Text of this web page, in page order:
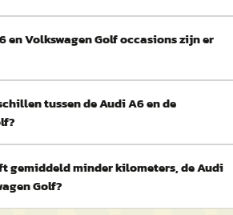
en Volkswagen Golf occasions zijn er
tussen de Audi A6 en de
gemiddeld minder kilometers, de Audi
Golf?